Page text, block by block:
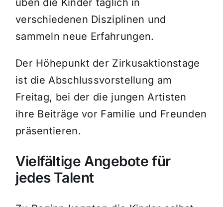
üben die Kinder täglich in
verschiedenen Disziplinen und
sammeln neue Erfahrungen.
Der Höhepunkt der Zirkusaktionstage
ist die Abschlussvorstellung am
Freitag, bei der die jungen Artisten
ihre Beiträge vor Familie und Freunden
präsentieren.
Vielfältige Angebote für
jedes Talent